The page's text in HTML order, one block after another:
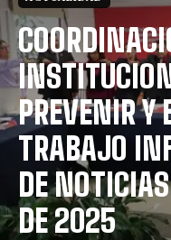
PREVENIR Y
TRABAJO
DE
DE 2025